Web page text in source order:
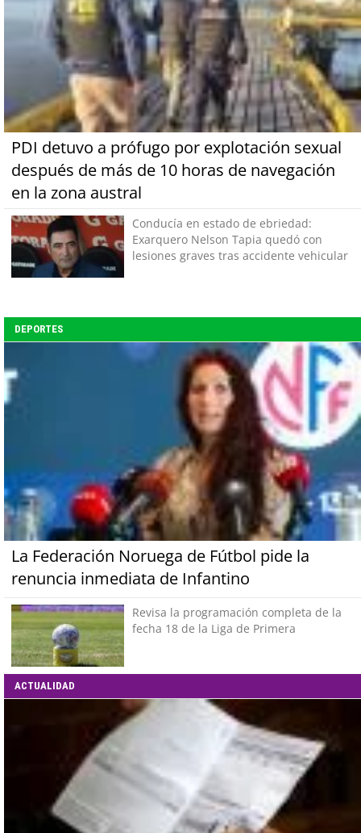
PDI detuvo a prófugo por explotación sexual
después de más de 10 horas de navegación
en la zona austral
Conducía en estado de ebriedad:
Exarquero Nelson Tapia quedó con
lesiones graves tras accidente vehicular
DEPORTES
La Federación Noruega de Fútbol pide la
renuncia inmediata de Infantino
Revisa la programación completa de la
fecha 18 de la Liga de Primera
ACTUALIDAD